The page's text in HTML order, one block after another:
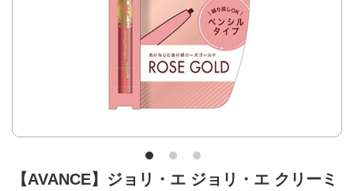
【AVANCE】ジョリ・エ ジョリ・エ クリーミ